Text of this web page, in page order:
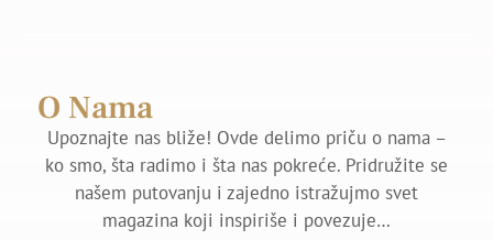
O Nama
Upoznajte nas bliže! Ovde delimo priču o nama –
ko smo, šta radimo i šta nas pokreće. Pridružite se
našem putovanju i zajedno istražujmo svet
magazina koji inspiriše i povezuje…